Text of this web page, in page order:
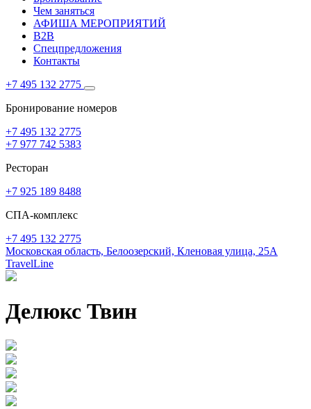
Чем заняться
АФИША МЕРОПРИЯТИЙ
B2B
Спецпредложения
Контакты
+7 495 132 2775
Бронирование номеров
+7 495 132 2775
+7 977 742 5383
Ресторан
+7 925 189 8488
СПА-комплекс
+7 495 132 2775
Московская область, Белоозерский, Кленовая улица, 25А
TravelLine
Делюкс Твин